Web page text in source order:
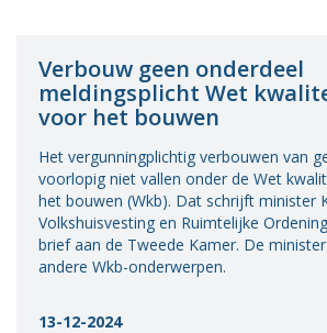
Verbouw geen onderdeel
meldingsplicht Wet
voor het bouwen
Het vergunningplichtig verbouwen van
voorlopig niet vallen onder de Wet
het bouwen (Wkb). Dat schrijft minister
Volkshuisvesting en Ruimtelijke
brief aan de Tweede Kamer. De
andere Wkb-onderwerpen.
13-12-2024